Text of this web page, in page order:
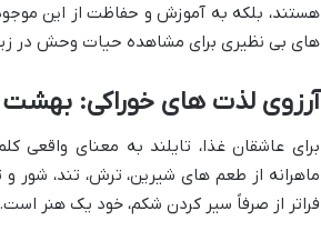
هستند، بلکه به آموزش و حفاظت از این
های بی نظیری برای مشاهده حیات وحش در
آرزوی لذت های خوراکی: بهشت
برای عاشقان غذا، تایلند به معنای
ماهرانه از طعم های شیرین، ترش، تند، شور و
فراتر از صرفاً سیر کردن شکم، خود یک هنر است.